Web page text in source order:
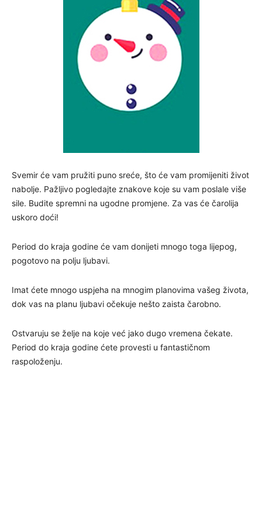
Svemir će vam pružiti puno sreće, što će vam promijeniti život
nabolje. Pažljivo pogledajte znakove koje su vam poslale više
sile. Budite spremni na ugodne promjene. Za vas će čarolija
uskoro doći!
Period do kraja godine će vam donijeti mnogo toga lijepog,
pogotovo na polju ljubavi.
Imat ćete mnogo uspjeha na mnogim planovima vašeg života,
dok vas na planu ljubavi očekuje nešto zaista čarobno.
Ostvaruju se želje na koje već jako dugo vremena čekate.
Period do kraja godine ćete provesti u fantastičnom
raspoloženju.